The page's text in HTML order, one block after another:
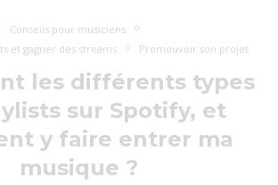
Conseils pour musiciens
et gagner des streams
Promouvoir son projet
les différents types
sur Spotify, et
y faire entrer ma
musique ?